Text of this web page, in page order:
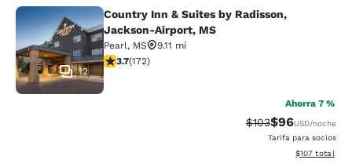
Country Inn & Suites by Radisson,
12
Country Inn & Suites by Radisson,
Jackson-Airport, MS
Pearl, MS
9.11 mi
calificación de 3.69 estrellas. Bueno. 172 reseñas
3.7(172)
Ahorra 7 %
Precio tachado:
$103Precio con
$96USD/noche
Tarifa para socios
Ver detalles
$107 total